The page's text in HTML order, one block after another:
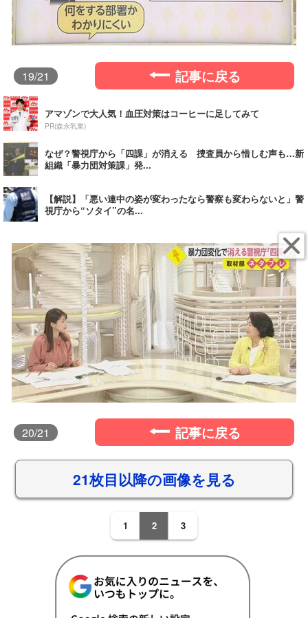
19/21 記事に戻る
アマゾンで大人気！血圧対策はコーヒーに足してみて
PR(森永乳業)
なぜ？警視庁から「四課」が消える 捜査員から惜しむ声も…新
組織「暴力団対策課」発...
【解説】「悪い連中の姿が変わったなら警察も変わらないと」警
視庁から“ソタイ”の名...
20/21 記事に戻る
21枚目以降の画像を見る
1 2 3